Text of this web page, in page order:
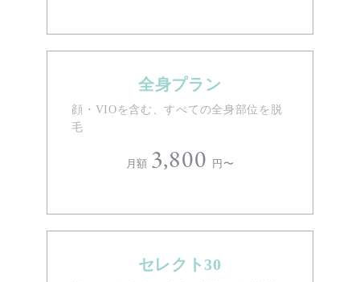
全身プラン
顔・VIOを含む、すべての全身部位を脱
毛
月額 3,800 円〜
セレクト30